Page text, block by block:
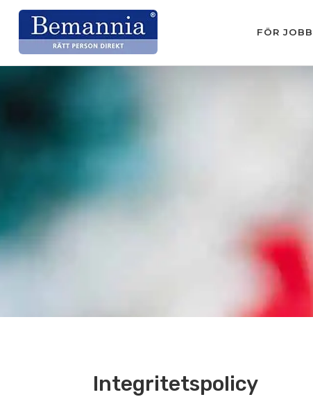
FÖR
Integritetspolicy